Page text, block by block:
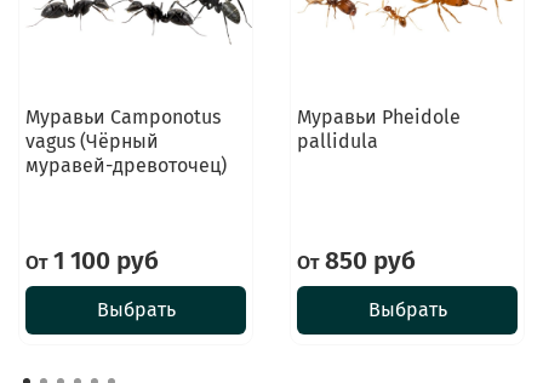
Муравьи Camponotus
vagus (Чёрный
муравей-древоточец)
От1 100 руб
Выбрать
Муравьи Pheidole
pallidula
От850 руб
Выбрать